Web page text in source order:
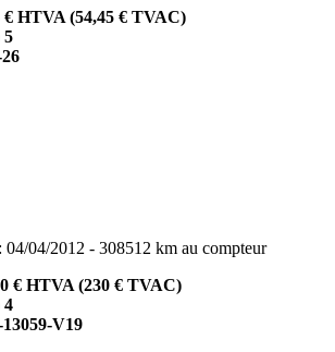
€ HTVA (54,45 € TVAC)
5
04/2012 - 308512 km au compteur
€ HTVA (230 € TVAC)
4
13059-V19